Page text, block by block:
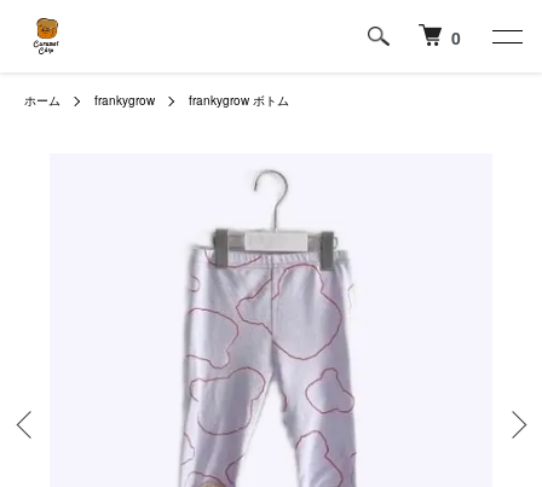
0
ホーム frankygrow frankygrow ボトム